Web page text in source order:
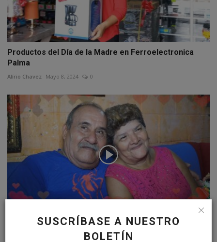
SUSCRÍBASE A NUESTRO
BOLETÍN
Productos del Día de la Madre en Ferroelectronica
Palma
Alírio Chavez Mayo 8, 2024 0
Anabella Rodríguez, una Madre Ejemplar del municipio